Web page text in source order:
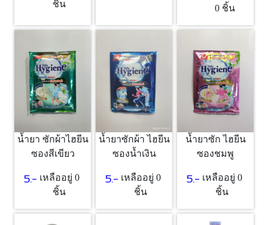
ชิ้น
0 ชิ้น
น้ำยา ซักผ้าไฮยีน
ซองสีเขียว
5.- เหลืออยู่ 0
ชิ้น
น้ำยาซักผ้า ไฮยีน
ซองน้ำเงิน
5.- เหลืออยู่ 0
ชิ้น
น้ำยาซัก ไฮยีน
ซองชมพู
5.- เหลืออยู่ 0
ชิ้น